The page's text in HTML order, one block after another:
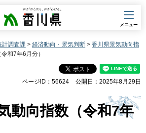
香川県
メニュー
計調査課 > 経済動向・景気判断 > 香川県景気動向指
和7年6月分）
ページID：56624 公開日：2025年8月29日
動向指数（令和7年